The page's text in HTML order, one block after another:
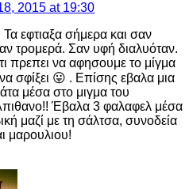
2015 at 19:30
εφτιαξα σήμερα και σαν
τρομερά. Σαν υφή διαλυόταν.
πρεπει να αφησουμε το μίγμα
σφίξει 😛 . Επίσης εβαλα μια
μέσα στο μιγμα του
Έβαλα 3 φαλαφελ μέσα
μαζί με τη σάλτσα, συνοδεία
μαρουλιου!